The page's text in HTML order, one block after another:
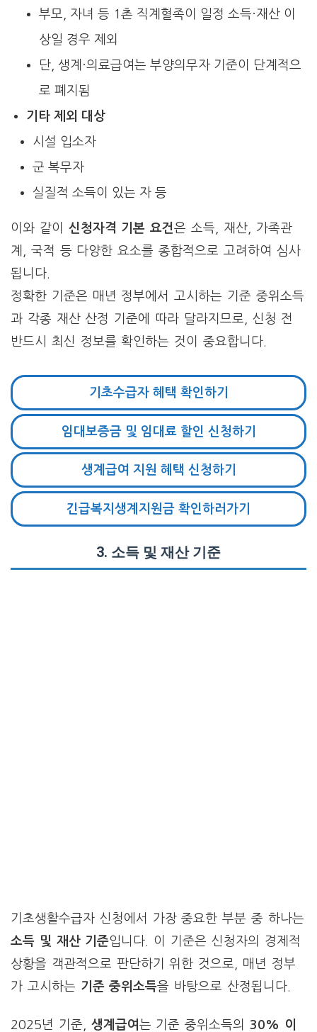
부모, 자녀 등 1촌 직계혈족이 일정 소득·재산 이
상일 경우 제외
단, 생계·의료급여는 부양의무자 기준이 단계적으
로 폐지됨
기타 제외 대상
시설 입소자
군 복무자
실질적 소득이 있는 자 등
이와 같이 신청자격 기본 요건은 소득, 재산, 가족관
계, 국적 등 다양한 요소를 종합적으로 고려하여 심사
됩니다.
정확한 기준은 매년 정부에서 고시하는 기준 중위소득
과 각종 재산 산정 기준에 따라 달라지므로, 신청 전
반드시 최신 정보를 확인하는 것이 중요합니다.
기초수급자 혜택 확인하기
임대보증금 및 임대료 할인 신청하기
생계급여 지원 혜택 신청하기
긴급복지생계지원금 확인하러가기
3. 소득 및 재산 기준
기초생활수급자 신청에서 가장 중요한 부분 중 하나는
소득 및 재산 기준입니다. 이 기준은 신청자의 경제적
상황을 객관적으로 판단하기 위한 것으로, 매년 정부
가 고시하는 기준 중위소득을 바탕으로 산정됩니다.
2025년 기준, 생계급여 는 기준 중위소득의30% 이